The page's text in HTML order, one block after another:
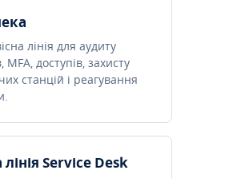
лінія для аудиту
MFA, доступів, захисту
станцій і реагування
Service Desk